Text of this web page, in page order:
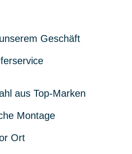
Geschäft
aus Top-Marken
Montage
Ort